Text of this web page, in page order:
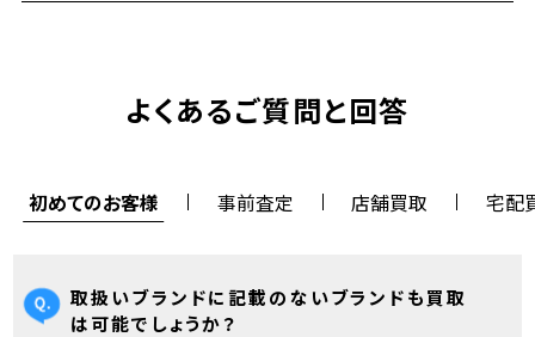
よくあるご質問と回答
初めてのお客様 事前査定 店舗買取 宅配
取扱いブランドに記載のないブランドも買取
は可能でしょうか？